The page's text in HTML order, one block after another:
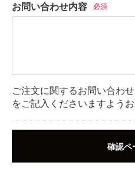
お問い合わせ内容 必須
ご注文に関するお問い合わ
をご記入くださいますようお
確認ペ